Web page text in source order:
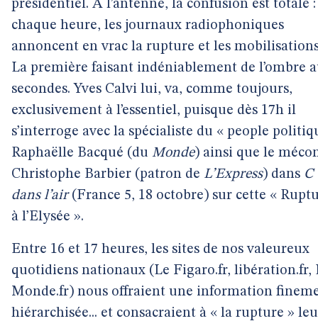
présidentiel. À l’antenne, la confusion est totale :
chaque heure, les journaux radiophoniques
annoncent en vrac la rupture et les
La première faisant indéniablement de l’ombre
secondes. Yves Calvi lui, va, comme toujours,
exclusivement à l’essentiel, puisque dès 17h il
s’interroge avec la spécialiste du « people
Raphaëlle Bacqué (du Monde) ainsi que le
Christophe Barbier (patron de L’Express) dans C
dans l’air(France 5, 18 octobre) sur cette «
à l’Elysée ».
Entre 16 et 17 heures, les sites de nos valeureux
quotidiens nationaux (Le Figaro.fr, libération.fr,
Monde.fr) nous offraient une information
hiérarchisée... et consacraient à « la rupture »